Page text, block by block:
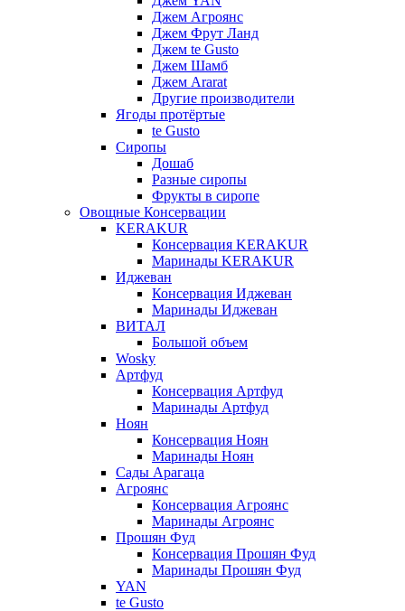
Джем Агроянс
Джем Фрут Ланд
Джем te Gusto
Джем Шамб
Джем Ararat
Другие производители
Ягоды протёртые
te Gusto
Сиропы
Дошаб
Разные сиропы
Фрукты в сиропе
Овощные Консервации
KERAKUR
Консервация KERAKUR
Маринады KERAKUR
Иджеван
Консервация Иджеван
Маринады Иджеван
ВИТАЛ
Большой объем
Wosky
Артфуд
Консервация Артфуд
Маринады Артфуд
Ноян
Консервация Ноян
Маринады Ноян
Сады Арагаца
Агроянс
Консервация Агроянс
Маринады Агроянс
Прошян Фуд
Консервация Прошян Фуд
Маринады Прошян Фуд
YAN
te Gusto